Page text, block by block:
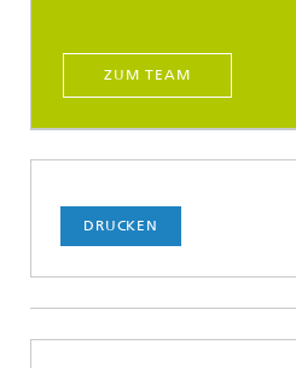
ZUM TEAM
DRUCKEN